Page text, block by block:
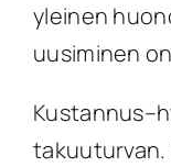
yleinen
uusiminen
takuuturvan.